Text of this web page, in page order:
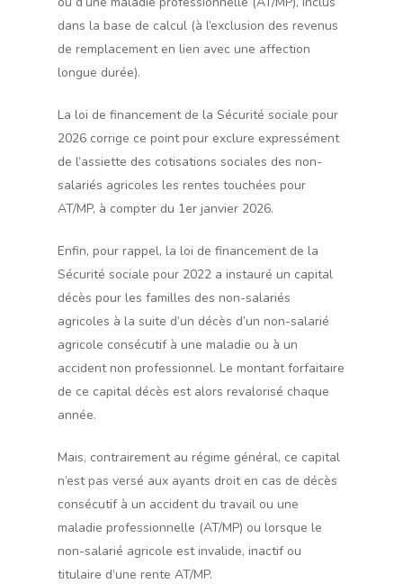
dans la base de calcul (à l’exclusion des revenus
de remplacement en lien avec une affection
longue durée).
La loi de financement de la Sécurité sociale pour
2026 corrige ce point pour exclure expressément
de l’assiette des cotisations sociales des non-
salariés agricoles les rentes touchées pour
AT/MP, à compter du 1er janvier 2026.
Enfin, pour rappel, la loi de financement de la
Sécurité sociale pour 2022 a instauré un capital
décès pour les familles des non-salariés
agricoles à la suite d’un décès d’un non-salarié
agricole consécutif à une maladie ou à un
accident non professionnel. Le montant forfaitaire
de ce capital décès est alors revalorisé chaque
année.
Mais, contrairement au régime général, ce capital
n’est pas versé aux ayants droit en cas de décès
consécutif à un accident du travail ou une
maladie professionnelle (AT/MP) ou lorsque le
non-salarié agricole est invalide, inactif ou
titulaire d’une rente AT/MP.